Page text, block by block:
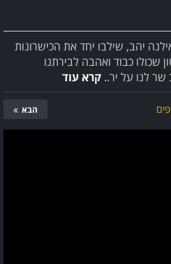
יהב, שילבו יחד את הכישרונות
שכולו כבוד ואהבה לבירתנו
לנו על יר.. קרא עוד
הבא